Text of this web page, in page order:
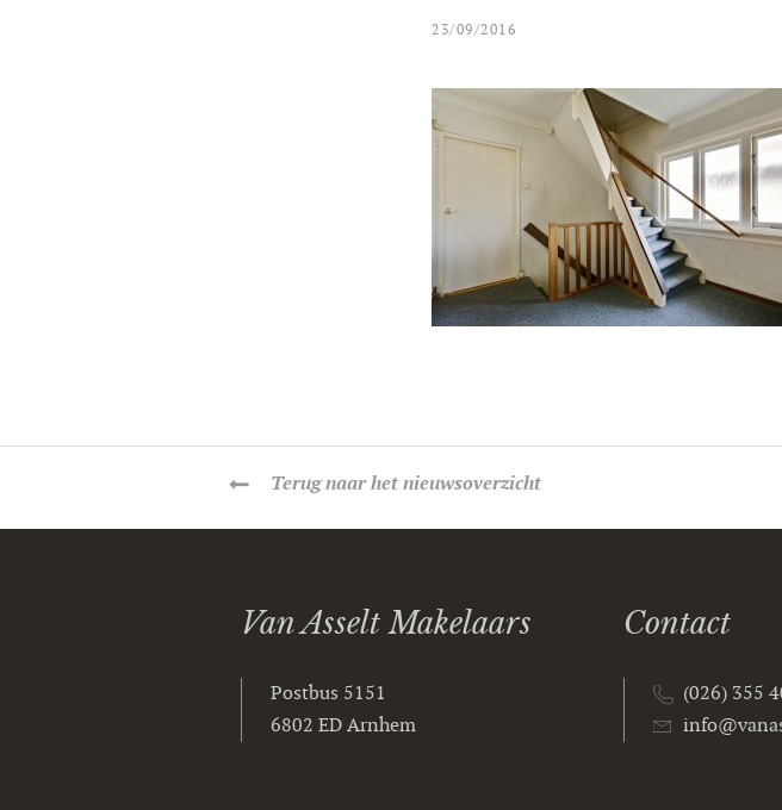
23/09/2016
Terugnaar het nieuwsoverzicht
Van Asselt Makelaars
Postbus 5151
6802 ED Arnhem
Contact
(026) 355